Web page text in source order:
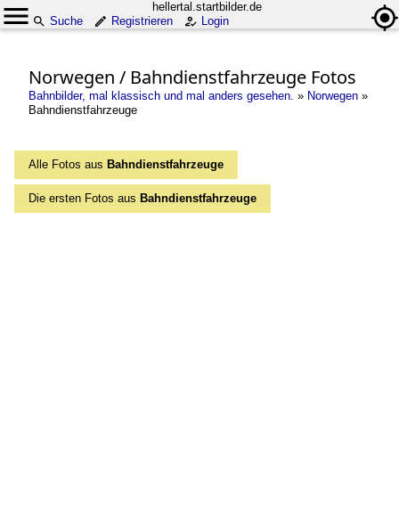
hellertal.startbilder.de
Suche
Registrieren Login
Norwegen / Bahndienstfahrzeuge Fotos
Bahnbilder, mal klassisch und mal anders gesehen. » Norwegen »
Bahndienstfahrzeuge
Alle Fotos aus Bahndienstfahrzeuge
Die ersten Fotos aus Bahndienstfahrzeuge